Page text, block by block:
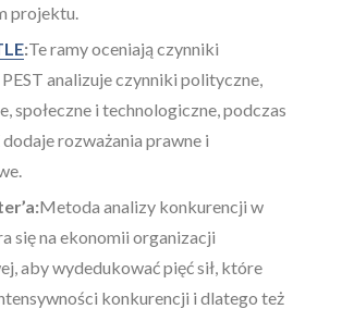
projektu.
:Te ramy oceniają czynniki
analizuje czynniki polityczne,
społeczne i technologiczne, podczas
dodaje rozważania prawne i
Metoda analizy konkurencji w
się na ekonomii organizacji
aby wydedukować pięć sił, które
konkurencji i dlatego też